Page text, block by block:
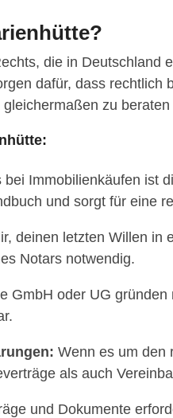
die in Deutschland
dafür, dass rechtlich
zu
bei Immobilienkäufen ist
und sorgt für eine
deinen letzten Willen in
Notars notwendig.
GmbH oder UG
Wenn es um den
als auch
und Dokumente